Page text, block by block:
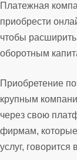
Платежная
приобрести
чтобы
оборотным
Приобретение
крупным
через свою
фирмам,
услуг,